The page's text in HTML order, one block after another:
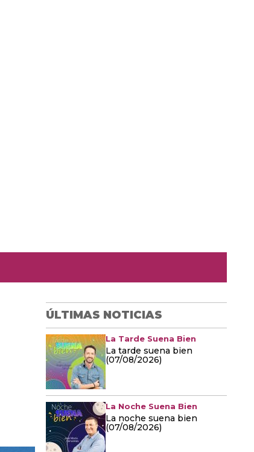
ÚLTIMAS NOTICIAS
La Tarde Suena Bien
La tarde suena bien
(07/08/2026)
La Noche Suena Bien
La noche suena bien
(07/08/2026)